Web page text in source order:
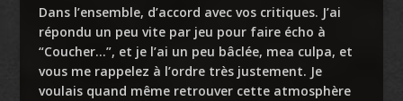
Dans l’ensemble, d’accord avec vos critiques. J’ai
répondu un peu vite par jeu pour faire écho à
“Coucher…”, et je l’ai un peu bâclée, mea culpa, et
vous me rappelez à l’ordre très justement. Je
voulais quand même retrouver cette atmosphère